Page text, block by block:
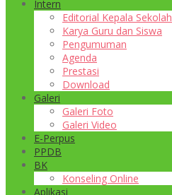
Intern
Editorial Kepala Sekolah
Karya Guru dan Siswa
Pengumuman
Agenda
Prestasi
Download
Galeri
Galeri Foto
Galeri Video
E-Perpus
PPDB
BK
Konseling Online
Aplikasi